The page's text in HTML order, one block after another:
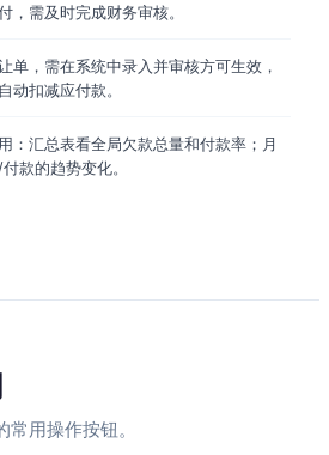
，需及时完成财务审核。
单，需在系统中录入并审核方可生效，
动扣减应付款。
：汇总表看全局欠款总量和付款率；月
款的趋势变化。
用操作按钮。